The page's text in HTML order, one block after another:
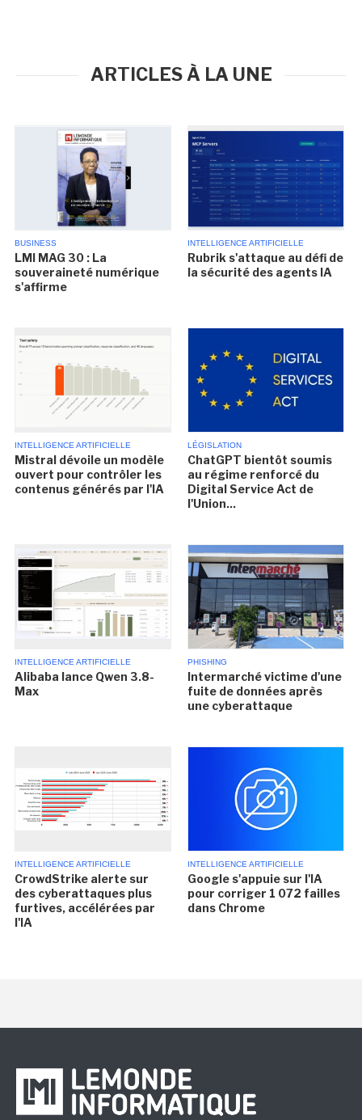
ARTICLES À LA UNE
BUSINESS
LMI MAG 30 : La
souveraineté numérique
s'affirme
INTELLIGENCE ARTIFICIELLE
Rubrik s'attaque au défi de
la sécurité des agents IA
INTELLIGENCE ARTIFICIELLE
Mistral dévoile un modèle
ouvert pour contrôler les
contenus générés par l'IA
LÉGISLATION
ChatGPT bientôt soumis
au régime renforcé du
Digital Service Act de
l'Union...
INTELLIGENCE ARTIFICIELLE
Alibaba lance Qwen 3.8-
Max
PHISHING
Intermarché victime d'une
fuite de données après
une cyberattaque
INTELLIGENCE ARTIFICIELLE
CrowdStrike alerte sur
des cyberattaques plus
furtives, accélérées par
l'IA
INTELLIGENCE ARTIFICIELLE
Google s'appuie sur l'IA
pour corriger 1 072 failles
dans Chrome